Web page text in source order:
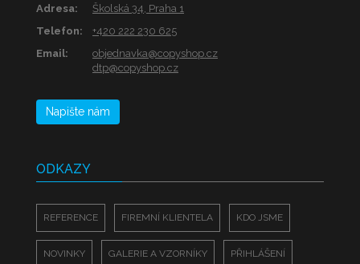
Adresa:
Školská 34, Praha 1
Telefon:
+420 222 230 625
Email:
objednavka@copyshop.cz
dtp@copyshop.cz
Napište nám
ODKAZY
REFERENCE FIREMNÍ KLIENTELA KDO JSME
NOVINKY GALERIE A VZORNÍKY PŘIHLÁŠENÍ